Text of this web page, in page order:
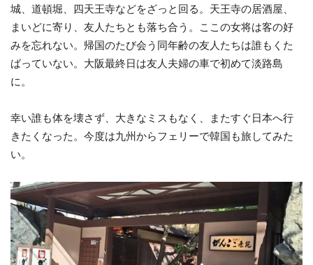
城、道頓堀、四天王寺などをざっと回る。天王寺の居酒屋、
まいどに寄り、友人たちとも落ち合う。ここの女将は客の好
みを忘れない。帰国のたび会う同年齢の友人たちは誰もくた
ばっていない。大阪最終日は友人夫婦の車で初めて淡路島
に。
幸い誰も体を壊さず、大きなミスもなく、またすぐ日本へ行
きたくなった。今度は九州からフェリーで韓国も旅してみた
い。